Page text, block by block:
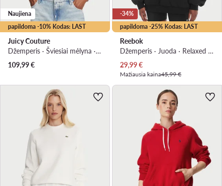
papildoma -10% Kodas: LAST
Naujiena
Juicy Couture
Džemperis · Šviesiai mėlyna · Regular Fit
109,99€
papildoma -25% Kodas: LAST
-34%
Reebok
Džemperis · Juoda · Relaxed Fit
Dabartinė kaina
29,99€
Mažiausia kaina45,99 €